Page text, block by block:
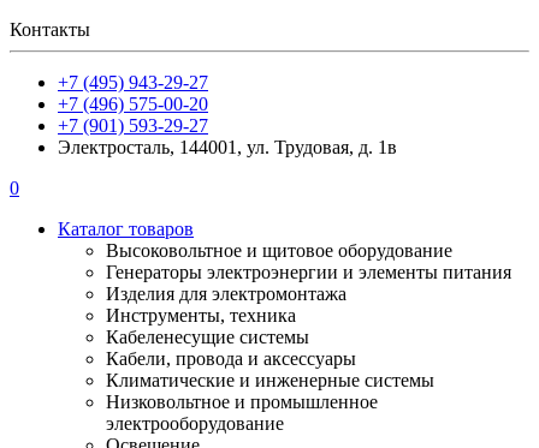
Контакты
+7 (495) 943-29-27
+7 (496) 575-00-20
+7 (901) 593-29-27
Электросталь, 144001, ул. Трудовая, д. 1в
0
Каталог товаров
Высоковольтное и щитовое оборудование
Генераторы электроэнергии и элементы питания
Изделия для электромонтажа
Инструменты, техника
Кабеленесущие системы
Кабели, провода и аксессуары
Климатические и инженерные системы
Низковольтное и промышленное
электрооборудование